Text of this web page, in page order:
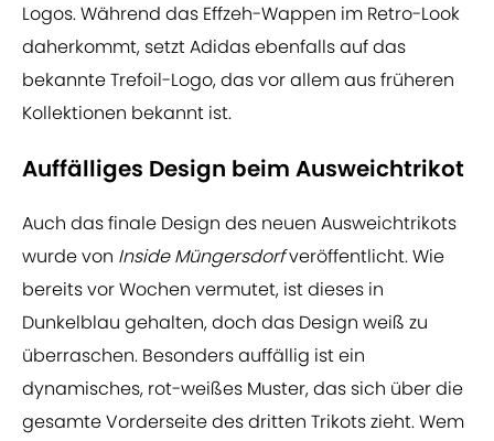
Logos. Während das Effzeh-Wappen im Retro-Look
daherkommt, setzt Adidas ebenfalls auf das
bekannte Trefoil-Logo, das vor allem aus früheren
Kollektionen bekannt ist.
Auffälliges Design beim Ausweichtrikot
Auch das finale Design des neuen Ausweichtrikots
wurde von Inside Müngersdorfveröffentlicht. Wie
bereits vor Wochen vermutet, ist dieses in
Dunkelblau gehalten, doch das Design weiß zu
überraschen. Besonders auffällig ist ein
dynamisches, rot-weißes Muster, das sich über die
gesamte Vorderseite des dritten Trikots zieht. Wem